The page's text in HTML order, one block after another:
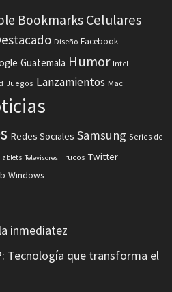
Bookmarks Celulares
Diseño Facebook
Guatemala Humor Intel
Juegos Lanzamientos Mac
Redes Sociales Samsung Series de
Televisores Trucos Twitter
Windows
inmediatez
Tecnología que transforma el